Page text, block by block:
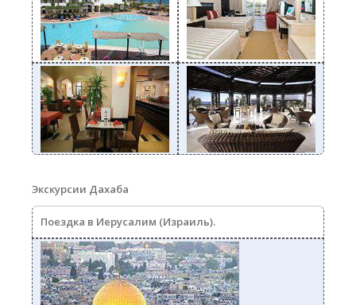
1.jpg 2.jpg
3.jpg 4.jpg
Экскурсии Дахаба
Поездка в Иерусалим (Израиль).
ierusalim250.jpg